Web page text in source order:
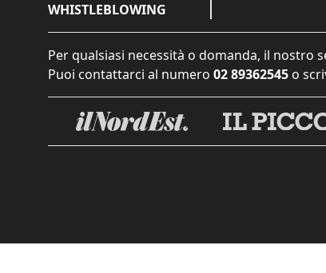
WHISTLEBLOWING
Per qualsiasi necessità o domanda, il nostro
Puoi contattarci al numero 02 89362545 o